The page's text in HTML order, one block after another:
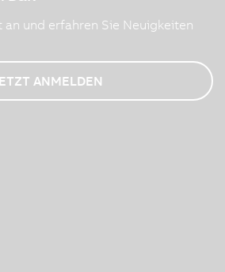
an und erfahren Sie Neuigkeiten
ANMELDEN